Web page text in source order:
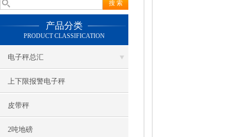
产品分类
PRODUCT CLASSIFICATION
电子秤总汇
上下限报警电子秤
皮带秤
2吨地磅